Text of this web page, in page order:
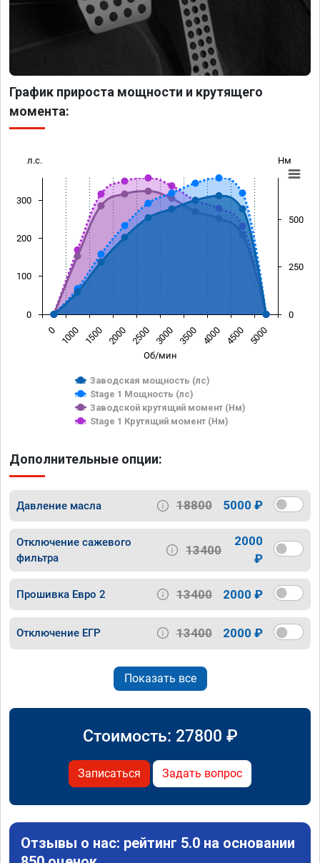
График прироста мощности и крутящего
момента:
Об/мин
л.с. Нм
Заводская мощность (лс)
Stage 1 Мощность (лс)
Заводской крутящий момент (Нм)
Stage 1 Крутящий момент (Нм)
0 1000 1500 2000 2500 3000 3500 4000 4500 5000
0
100
200
300
0
250
500
Дополнительные опции:
Давление масла 18800 5000 ₽
Отключение сажевого
фильтра
13400
2000
₽
Прошивка Евро 2 13400 2000 ₽
Отключение ЕГР 13400 2000 ₽
Показать все
Стоимость: 27800 ₽
Записаться Задать вопрос
Отзывы о нас: рейтинг 5.0 на основании